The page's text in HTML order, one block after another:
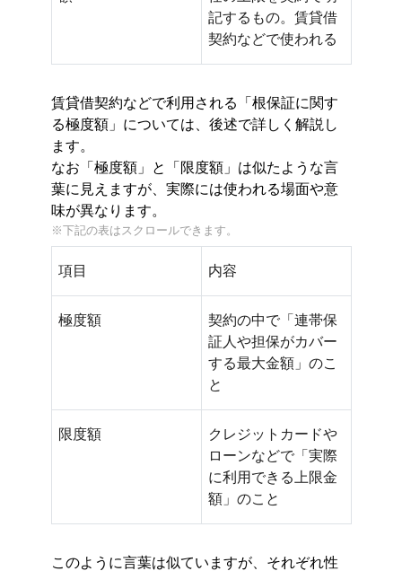
記するもの。賃貸借
契約などで使われる
賃貸借契約などで利用される「根保証に関す
る極度額」については、後述で詳しく解説し
ます。
なお「極度額」と「限度額」は似たような言
葉に見えますが、実際には使われる場面や意
味が異なります。
項目 内容
極度額
契約の中で「連帯保
証人や担保がカバー
する最大金額」のこ
と
限度額
クレジットカードや
ローンなどで「実際
に利用できる上限金
額」のこと
このように言葉は似ていますが、それぞれ性